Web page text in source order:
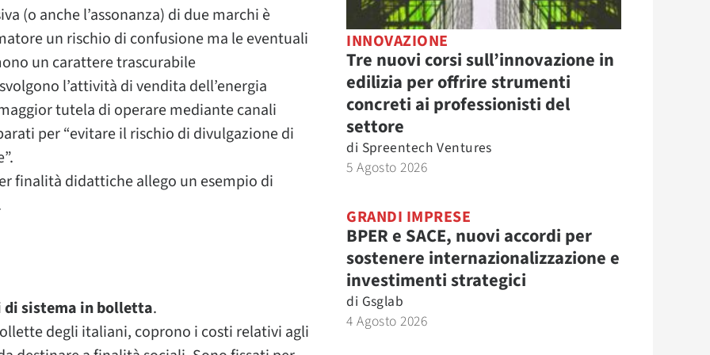
(o anche l’assonanza) di due marchi è
un rischio di confusione ma le eventuali
un carattere trascurabile
l’attività di vendita dell’energia
tutela di operare mediante canali
per “evitare il rischio di divulgazione di
finalità didattiche allego un esempio di
di sistema in bolletta.
degli italiani, coprono i costi relativi agli
INNOVAZIONE
Tre nuovi corsi sull’innovazione in
edilizia per offrire strumenti
concreti ai professionisti del
settore
di Spreentech Ventures
5 Agosto 2026
GRANDI IMPRESE
BPER e SACE, nuovi accordi per
sostenere internazionalizzazione e
investimenti strategici
di Gsglab
4 Agosto 2026